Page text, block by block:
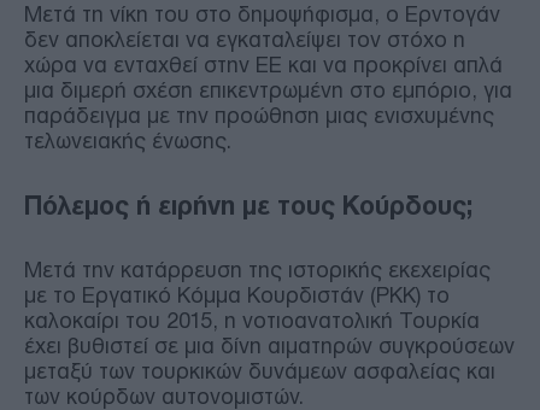
Μετά τη νίκη του στο δημοψήφισμα, ο Ερντογάν
δεν αποκλείεται να εγκαταλείψει τον στόχο η
χώρα να ενταχθεί στην ΕΕ και να προκρίνει απλά
μια διμερή σχέση επικεντρωμένη στο εμπόριο, για
παράδειγμα με την προώθηση μιας ενισχυμένης
τελωνειακής ένωσης.
Πόλεμος ή ειρήνη με τους Κούρδους;
Μετά την κατάρρευση της ιστορικής εκεχειρίας
με το Εργατικό Κόμμα Κουρδιστάν (PKK) το
καλοκαίρι του 2015, η νοτιοανατολική Τουρκία
έχει βυθιστεί σε μια δίνη αιματηρών συγκρούσεων
μεταξύ των τουρκικών δυνάμεων ασφαλείας και
των κούρδων αυτονομιστών.